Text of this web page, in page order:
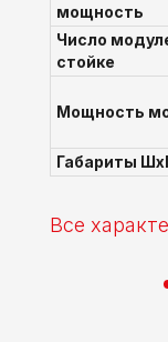
мощность
Число
стойке
Мощность
Габариты
Все